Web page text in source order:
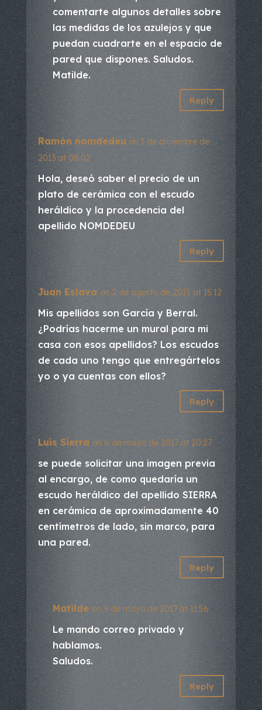
comentarte algunos detalles sobre
las medidas de los azulejos y que
puedan cuadrarte en el espacio de
pared que dispones. Saludos.
Matilde.
Reply
Ramón nomdedeu on 1 de diciembre de
2013 at 08:02
Hola, deseó saber el precio de un
plato de cerámica con el escudo
heráldico y la procedencia del
apellido NOMDEDEU
Reply
Juan Eslava on 2 de agosto de 2015 at 15:12
Mis apellidos son García y Berral.
¿Podrías hacerme un mural para mi
casa con esos apellidos? Los escudos
de cada uno tengo que entregártelos
yo o ya cuentas con ellos?
Reply
Luis Sierra on 6 de mayo de 2017 at 20:27
se puede solicitar una imagen previa
al encargo, de como quedaría un
escudo heráldico del apellido SIERRA
en cerámica de aproximadamente 40
centímetros de lado, sin marco, para
una pared.
Reply
Matilde on 9 de mayo de 2017 at 11:56
Le mando correo privado y
hablamos.
Saludos.
Reply